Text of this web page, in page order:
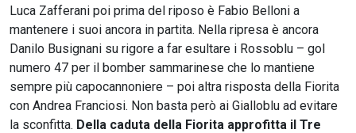
Luca Zafferani poi prima del riposo è Fabio Belloni a
mantenere i suoi ancora in partita. Nella ripresa è ancora
Danilo Busignani su rigore a far esultare i Rossoblu – gol
numero 47 per il bomber sammarinese che lo mantiene
sempre più capocannoniere – poi altra risposta della Fiorita
con Andrea Franciosi. Non basta però ai Gialloblu ad evitare
la sconfitta. Della caduta della Fiorita approfitta il Tre